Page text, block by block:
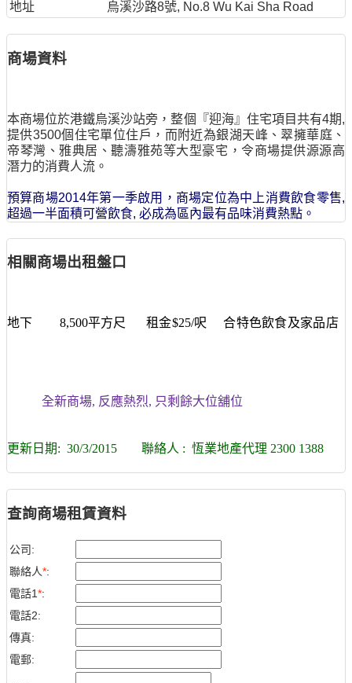
地址 烏溪沙路8號, No.8 Wu Kai Sha Road
商場資料
本商場位於港鐵烏溪沙站旁，整個『迎海』住宅項目共有4期,
提供3500個住宅單位住戶，而附近為銀湖天峰、翠擁華庭、
帝琴灣、雅典居、聽濤雅苑等大型豪宅，令商場提供源源高
潛力的消費人流。
預算商場2014年第一季啟用，商場定位為中上消費飲食零售,
超過一半面積可營飲食, 必成為區內最有品味消費熱點。
相關商場出租盤口
地下 8,500平方尺 租金$25/呎 合特色飲食及家品店
全新商場, 反應熱烈, 只剩餘大位舖位
更新日期: 30/3/2015 聯絡人 : 恆業地產代理 2300 1388
查詢商場租賃資料
公司:
聯絡人*:
電話1*:
電話2:
傳真:
電郵: